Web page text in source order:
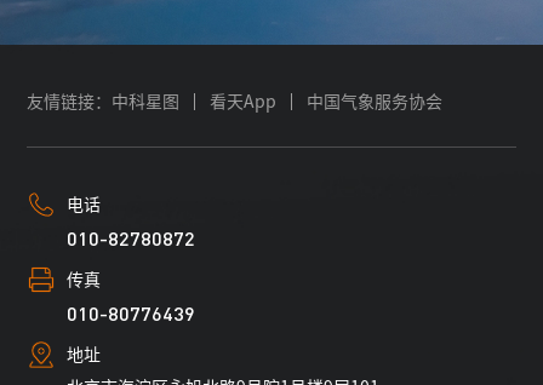
友情链接： 中科星图 看天App 中国气象服务协会
电话
010-82780872
传真
010-80776439
地址